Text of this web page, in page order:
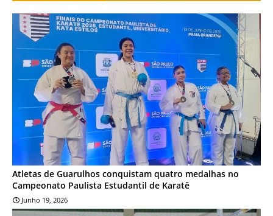
ESPORTES
Atletas de Guarulhos conquistam quatro medalhas no
Campeonato Paulista Estudantil de Karatê
Junho 19, 2026